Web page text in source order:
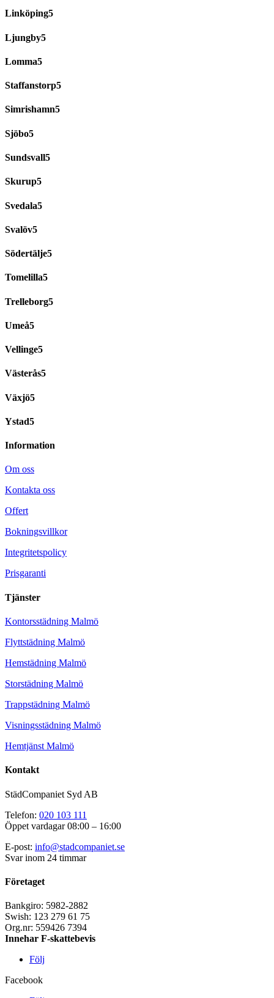
Linköping
Ljungby
Lomma
Staffanstorp
Simrishamn
Sjöbo
Sundsvall
Skurup
Svedala
Svalöv
Södertälje
Tomelilla
Trelleborg
Umeå
Vellinge
Västerås
Växjö
Ystad
Information
Om oss
Kontakta oss
Offert
Bokningsvillkor
Integritetspolicy
Prisgaranti
Tjänster
Kontorsstädning Malmö
Flyttstädning Malmö
Hemstädning Malmö
Storstädning Malmö
Trappstädning Malmö
Visningsstädning Malmö
Hemtjänst Malmö
Kontakt
StädCompaniet Syd AB
Telefon: 020 103 111
Öppet vardagar 08:00 – 16:00
E-post: info@stadcompaniet.se
Svar inom 24 timmar
Företaget
Bankgiro: 5982-2882
Swish: 123 279 61 75
Org.nr: 559426 7394
Innehar F-skattebevis
Följ
Facebook